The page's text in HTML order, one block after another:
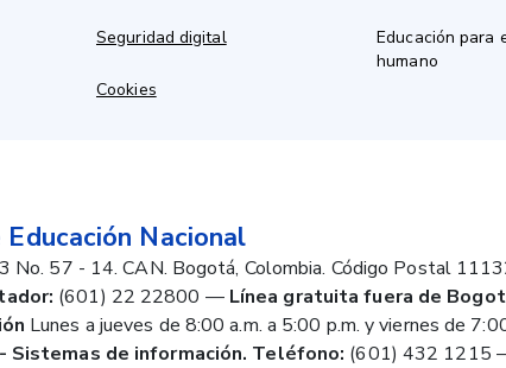
Seguridad digital
Cookies
Educación para
humano
Nacional
No. 57 - 14. CAN. Bogotá, Colombia. Código Postal
(601) 22 22800 — Línea gratuita fuera de
Lunes a jueves de 8:00 a.m. a 5:00 p.m. y viernes de
Sistemas de información. Teléfono: (601) 432 1215